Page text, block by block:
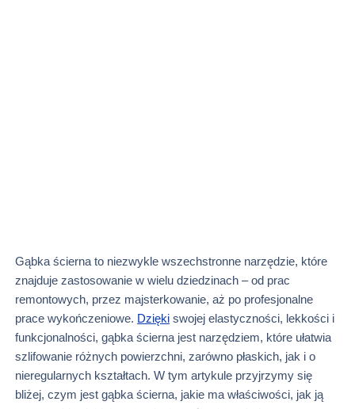
Gąbka ścierna to niezwykle wszechstronne narzędzie, które
znajduje zastosowanie w wielu dziedzinach – od prac
remontowych, przez majsterkowanie, aż po profesjonalne
prace wykończeniowe. Dzięki swojej elastyczności, lekkości i
funkcjonalności, gąbka ścierna jest narzędziem, które ułatwia
szlifowanie różnych powierzchni, zarówno płaskich, jak i o
nieregularnych kształtach. W tym artykule przyjrzymy się
bliżej, czym jest gąbka ścierna, jakie ma właściwości, jak ją